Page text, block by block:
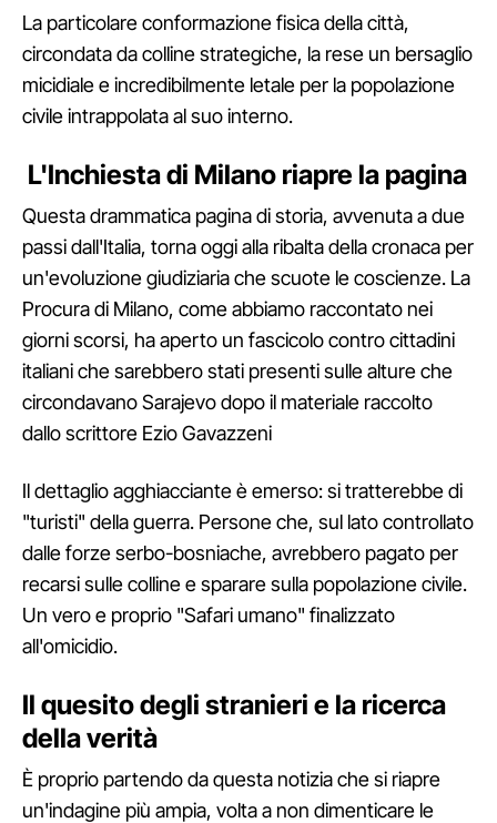
La particolare conformazione fisica della città,
circondata da colline strategiche, la rese un bersaglio
micidiale e incredibilmente letale per la popolazione
civile intrappolata al suo interno.
L'Inchiesta di Milano riapre la pagina
Questa drammatica pagina di storia, avvenuta a due
passi dall'Italia, torna oggi alla ribalta della cronaca per
un'evoluzione giudiziaria che scuote le coscienze. La
Procura di Milano, come abbiamo raccontato nei
giorni scorsi, ha aperto un fascicolo contro cittadini
italiani che sarebbero stati presenti sulle alture che
circondavano Sarajevo dopo il materiale raccolto
dallo scrittore Ezio Gavazzeni
Il dettaglio agghiacciante è emerso: si tratterebbe di
"turisti" della guerra. Persone che, sul lato controllato
dalle forze serbo-bosniache, avrebbero pagato per
recarsi sulle colline e sparare sulla popolazione civile.
Un vero e proprio "Safari umano" finalizzato
all'omicidio.
Il quesito degli stranieri e la ricerca
della verità
È proprio partendo da questa notizia che si riapre
un'indagine più ampia, volta a non dimenticare le